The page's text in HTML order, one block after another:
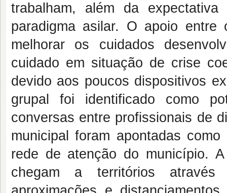
trabalham, além da
paradigma asilar. O apoio
melhorar os cuidados
cuidado em situação de crise
devido aos poucos dispositivos
grupal foi identificado como
conversas entre profissionais de
municipal foram apontadas
rede de atenção do município.
chegam a territórios através